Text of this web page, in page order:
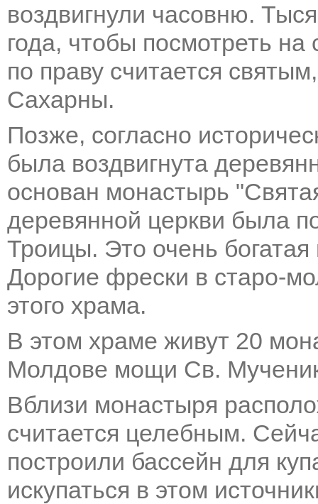
воздвигнули часовню.
года, чтобы посмотреть
по праву считается
Сахарны.
Позже, согласно
была воздвигнута
основан монастырь
деревянной церкви была
Троицы. Это очень
Дорогие фрески в старо-
этого храма.
В этом храме живут 20
Молдове мощи Св.
Вблизи монастыря
считается целебным.
построили бассейн для
искупаться в этом